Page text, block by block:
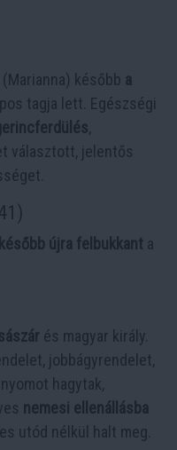
(Marianna) később a
tagja lett. Egészségi
,
választott, jelentős
később újra felbukkant a
és magyar király.
jobbágyrendelet,
hagytak,
nemesi ellenállásba
utód nélkül halt meg.